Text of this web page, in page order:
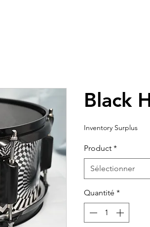
Black
Inventory Surplus
Product *
Sélectionner
Quantité *